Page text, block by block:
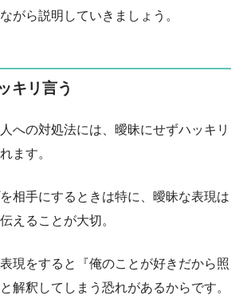
がら説明していきましょう。
キリ言う
への対処法には、曖昧にせずハッキリ
ます。
相手にするときは特に、曖昧な表現は
えることが大切。
現をすると『俺のことが好きだから照
解釈してしまう恐れがあるからです。